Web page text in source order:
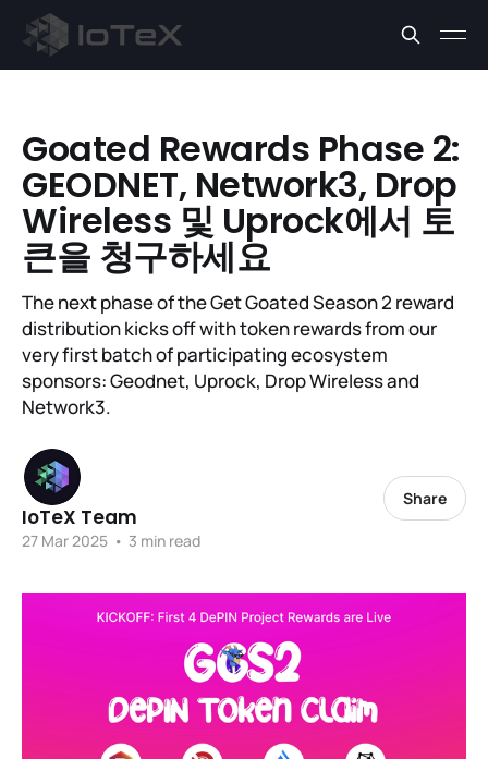
Goated Rewards Phase 2:
GEODNET, Network3, Drop
Wireless 및 Uprock에서 토
큰을 청구하세요
The next phase of the Get Goated Season 2 reward
distribution kicks off with token rewards from our
very first batch of participating ecosystem
sponsors: Geodnet, Uprock, Drop Wireless and
Network3.
IoTeX Team
27 Mar 2025 • 3 min read
Share